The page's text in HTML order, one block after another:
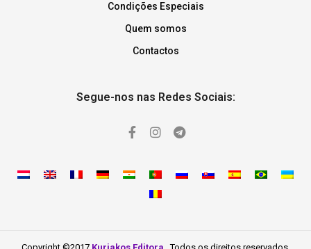
Condições Especiais
Quem somos
Contactos
Segue-nos nas Redes Sociais: